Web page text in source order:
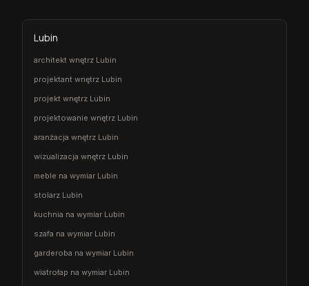
Lubin
architekt wnętrz Lubin
projektant wnętrz Lubin
projekt wnętrz Lubin
projektowanie wnętrz Lubin
aranżacja wnętrz Lubin
wizualizacja wnętrz Lubin
meble na wymiar Lubin
stolarz Lubin
kuchnia na wymiar Lubin
szafa na wymiar Lubin
garderoba na wymiar Lubin
wiatrołap na wymiar Lubin